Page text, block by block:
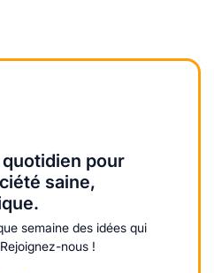
pour
saine,
semaine des idées qui
nous !